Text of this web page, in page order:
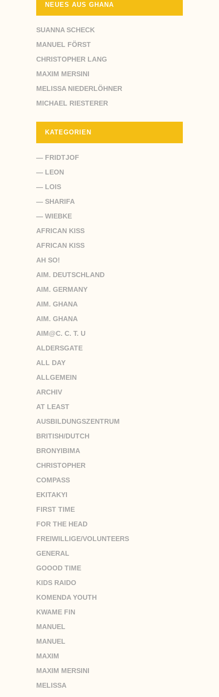
NEUES AUS GHANA
SUANNA SCHECK
MANUEL FÖRST
CHRISTOPHER LANG
MAXIM MERSINI
MELISSA NIEDERLÖHNER
MICHAEL RIESTERER
KATEGORIEN
— FRIDTJOF
— LEON
— LOIS
— SHARIFA
— WIEBKE
AFRICAN KISS
AFRICAN KISS
AH SO!
AIM. DEUTSCHLAND
AIM. GERMANY
AIM. GHANA
AIM. GHANA
AIM@C. C. T. U
ALDERSGATE
ALL DAY
ALLGEMEIN
ARCHIV
AT LEAST
AUSBILDUNGSZENTRUM
BRITISH/DUTCH
BRONYIBIMA
CHRISTOPHER
COMPASS
EKITAKYI
FIRST TIME
FOR THE HEAD
FREIWILLIGE/VOLUNTEERS
GENERAL
GOOOD TIME
KIDS RAIDO
KOMENDA YOUTH
KWAME FIN
MANUEL
MANUEL
MAXIM
MAXIM MERSINI
MELISSA